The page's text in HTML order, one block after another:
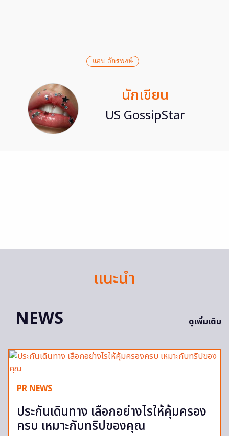
แอน จักรพงษ์
นักเขียน
US GossipStar
แนะนำ
NEWS
ดูเพิ่มเติม
PR NEWS
ประกันเดินทาง เลือกอย่างไรให้คุ้มครอง
ครบ เหมาะกับทริปของคุณ